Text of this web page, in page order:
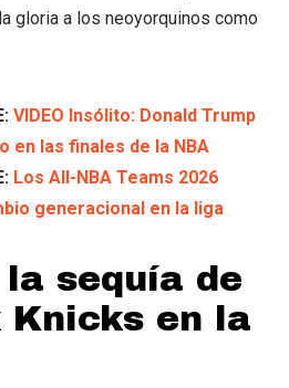
gloria a los neoyorquinos como
VIDEO Insólito: Donald Trump
en las finales de la NBA
Los All-NBA Teams 2026
generacional en la liga
sequía de
Knicks en la